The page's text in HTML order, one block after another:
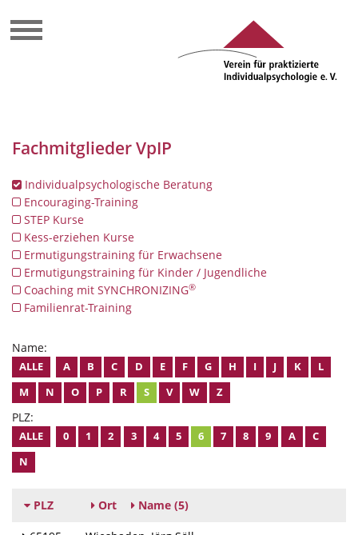
Fachmitglieder VpIP
Individualpsychologische Beratung
Encouraging-Training
STEP Kurse
Kess-erziehen Kurse
Ermutigungstraining für Erwachsene
Ermutigungstraining für Kinder / Jugendliche
Coaching mit SYNCHRONIZING®
Familienrat-Training
Name:
ALLE A B C D E F G H I J K
L
M
N O P R S V W Z
PLZ:
ALLE 0 1 2 3 4 5 6 7 8 9 A
C
N
PLZ Ort Name (5)